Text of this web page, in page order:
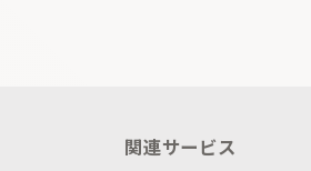
関連サービス